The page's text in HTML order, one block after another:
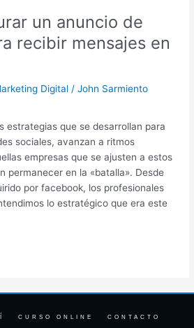
un anuncio de
recibir mensajes en
Digital /John Sarmiento
estrategias que se desarrollan para
sociales, avanzan a ritmos
empresas que se ajusten a estos
permanecer en la «batalla». Desde
por facebook, los profesionales
lo estratégico que era este
CURSO ONLINE CONTACTO